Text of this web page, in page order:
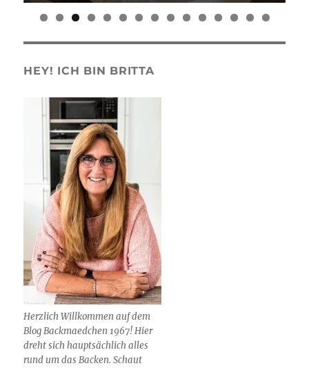
0 1 2 3 4 5
HEY! ICH BIN BRITTA
Herzlich Willkommen auf dem
Blog Backmaedchen 1967! Hier
dreht sich hauptsächlich alles
rund um das Backen. Schaut